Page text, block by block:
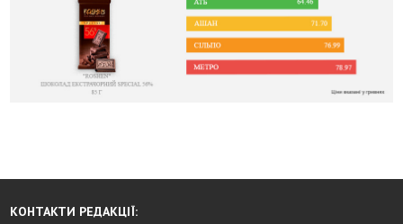
КОНТАКТИ РЕДАКЦІЇ: